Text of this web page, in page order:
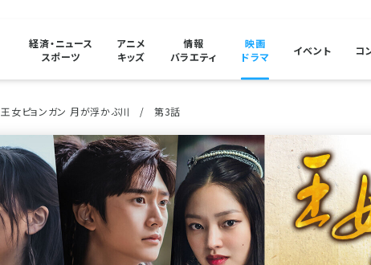
経済・ニュース
スポーツ
アニメ
キッズ
情報
バラエティ
映画
ドラマ
イベント コ
王女ピョンガン 月が浮かぶ川 第3話